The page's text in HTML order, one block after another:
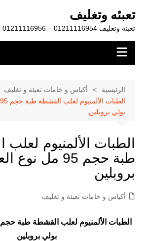
المحتوى
تعبئه وتغليف
تعبئه وتغليف 01211116954 – 01211116956 – 01211116958
الرئيسية
أكياس و خامات تعبئة و تغليف
بولي بروبلين
الطبات الألمنيوم
طبة حجم 95 مل
بروبلين
أكياس و خامات تعبئة و تغليف
بولي بروبلين